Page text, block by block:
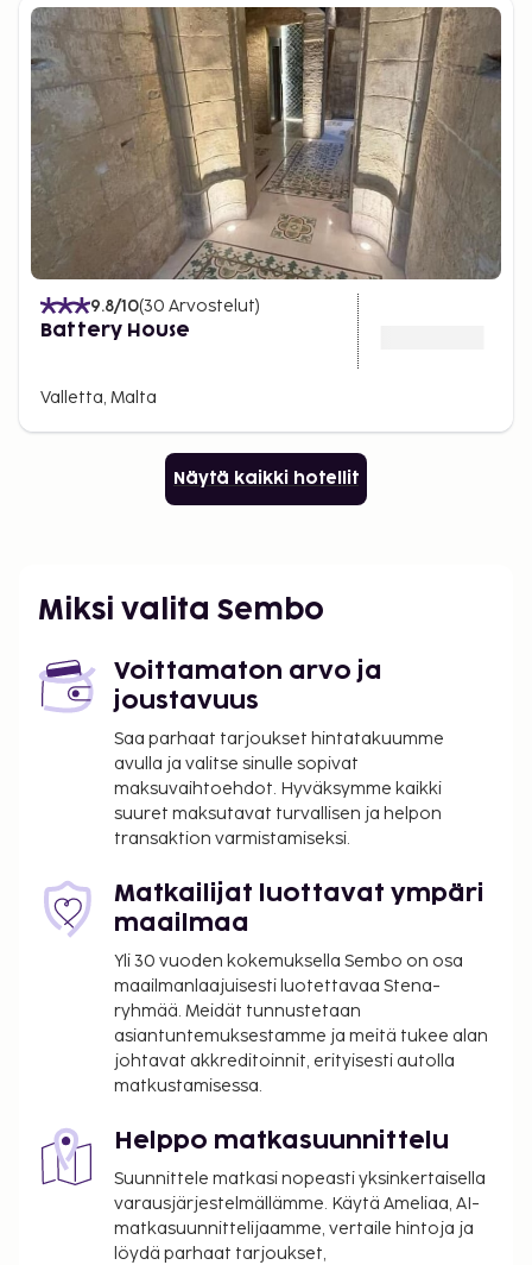
9.8/10(30 Arvostelut)
Battery House
Valletta, Malta
Näytä kaikki hotellit
Miksi valita Sembo
Voittamaton arvo ja
joustavuus
Saa parhaat tarjoukset hintatakuumme
avulla ja valitse sinulle sopivat
maksuvaihtoehdot. Hyväksymme kaikki
suuret maksutavat turvallisen ja helpon
transaktion varmistamiseksi.
Matkailijat luottavat ympäri
maailmaa
Yli 30 vuoden kokemuksella Sembo on osa
maailmanlaajuisesti luotettavaa Stena-
ryhmää. Meidät tunnustetaan
asiantuntemuksestamme ja meitä tukee alan
johtavat akkreditoinnit, erityisesti autolla
matkustamisessa.
Helppo matkasuunnittelu
Suunnittele matkasi nopeasti yksinkertaisella
varausjärjestelmällämme. Käytä Ameliaa, AI-
matkasuunnittelijaamme, vertaile hintoja ja
löydä parhaat tarjoukset,